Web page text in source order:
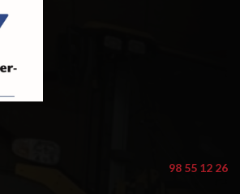
98 55 12 26